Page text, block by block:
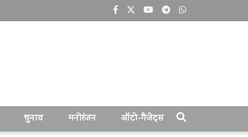
चुनाव मनोरंजन ऑटो-गैजेट्स